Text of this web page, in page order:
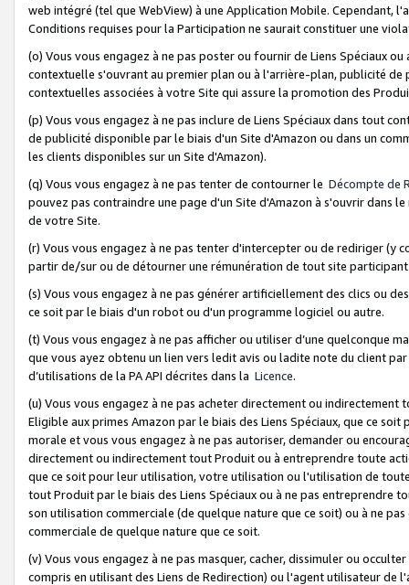
web intégré (tel que WebView) à une Application Mobile. Cependant,
Conditions requises pour la Participation ne saurait constituer une
(o) Vous vous engagez à ne pas poster ou fournir de Liens Spéciaux
contextuelle s'ouvrant au premier plan ou à l'arrière-plan, publicité
contextuelles associées à votre Site qui assure la promotion des
(p) Vous vous engagez à ne pas inclure de Liens Spéciaux dans tout
de publicité disponible par le biais d'un Site d'Amazon ou dans un
les clients disponibles sur un Site d'Amazon).
(q) Vous vous engagez à ne pas tenter de contourner le Décompte de
pouvez pas contraindre une page d'un Site d'Amazon à s'ouvrir dans
de votre Site.
(r) Vous vous engagez à ne pas tenter d'intercepter ou de rediriger
partir de/sur ou de détourner une rémunération de tout site
(s) Vous vous engagez à ne pas générer artificiellement des clics ou
ce soit par le biais d'un robot ou d'un programme logiciel ou autre.
(t) Vous vous engagez à ne pas afficher ou utiliser d’une quelconque
que vous ayez obtenu un lien vers ledit avis ou ladite note du client
d’utilisations de la PA API décrites dans la Licence.
(u) Vous vous engagez à ne pas acheter directement ou
Eligible aux primes Amazon par le biais des Liens Spéciaux, que ce
morale et vous vous engagez à ne pas autoriser, demander ou
directement ou indirectement tout Produit ou à entreprendre toute
que ce soit pour leur utilisation, votre utilisation ou l'utilisation de
tout Produit par le biais des Liens Spéciaux ou à ne pas entreprendre
son utilisation commerciale (de quelque nature que ce soit) ou à ne
commerciale de quelque nature que ce soit.
(v) Vous vous engagez à ne pas masquer, cacher, dissimuler ou
compris en utilisant des Liens de Redirection) ou l'agent utilisateur